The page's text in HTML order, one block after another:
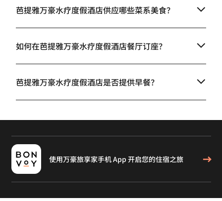
芭提雅万豪水疗度假酒店供应哪些菜系美食？
如何在芭提雅万豪水疗度假酒店餐厅订座？
芭提雅万豪水疗度假酒店是否提供早餐？
使用万豪旅享家手机 App 开启您的住宿之旅